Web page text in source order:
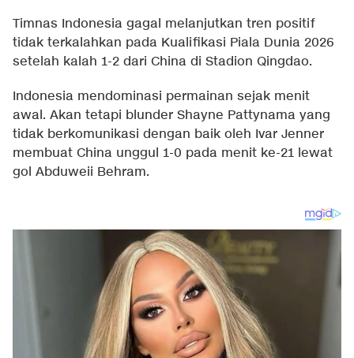
Timnas Indonesia gagal melanjutkan tren positif
tidak terkalahkan pada Kualifikasi Piala Dunia 2026
setelah kalah 1-2 dari China di Stadion Qingdao.
Indonesia mendominasi permainan sejak menit
awal. Akan tetapi blunder Shayne Pattynama yang
tidak berkomunikasi dengan baik oleh Ivar Jenner
membuat China unggul 1-0 pada menit ke-21 lewat
gol Abduweii Behram.